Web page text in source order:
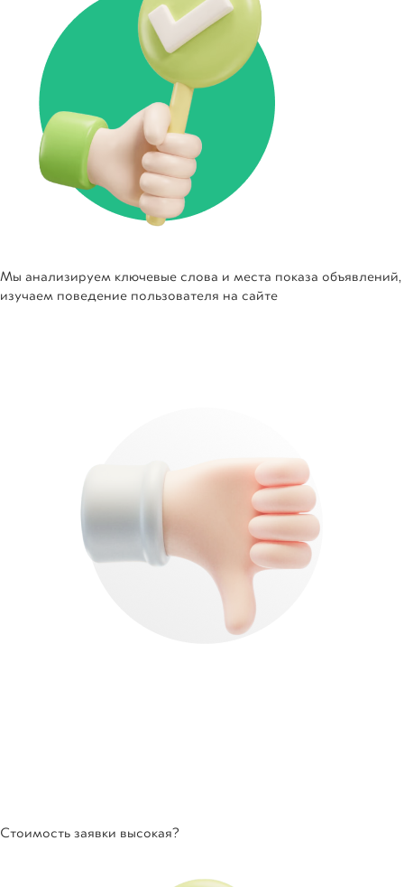
Мы анализируем ключевые слова и места показа объявлений,
изучаем поведение пользователя на сайте
Стоимость заявки высокая?